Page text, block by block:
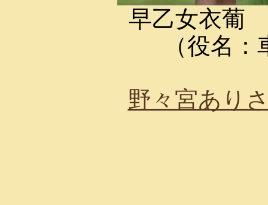
早乙女衣葡
（役名
野々宮あり